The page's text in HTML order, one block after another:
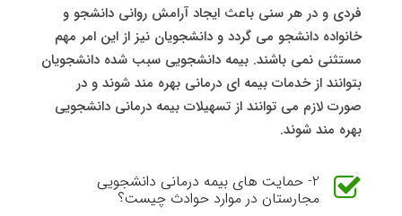
فردی و در هر سنی باعث ایجاد آرامش روانی دانشجو و
خانواده دانشجو می گردد و دانشجویان نیز از این امر مهم
مستثنی نمی باشند. بیمه دانشجویی سبب شده دانشجویان
بتوانند از خدمات بیمه ای درمانی بهره مند شوند و در
صورت لازم می توانند از تسهیلات بیمه درمانی دانشجویی
بهره مند شوند.
2- حمایت های بیمه درمانی دانشجویی
مجارستان در موارد حوادث چیست؟